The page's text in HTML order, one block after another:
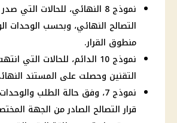
نموذج 8 النهائي، للحالات التي
التصالح النهائي، وبحسب الوحدات
منطوق القرار.
نموذج 10 الدائم، للحالات التي
التقنين وحصلت على المستند
نموذج 7، وفق حالة الطلب
قرار التصالح الصادر من الجهة